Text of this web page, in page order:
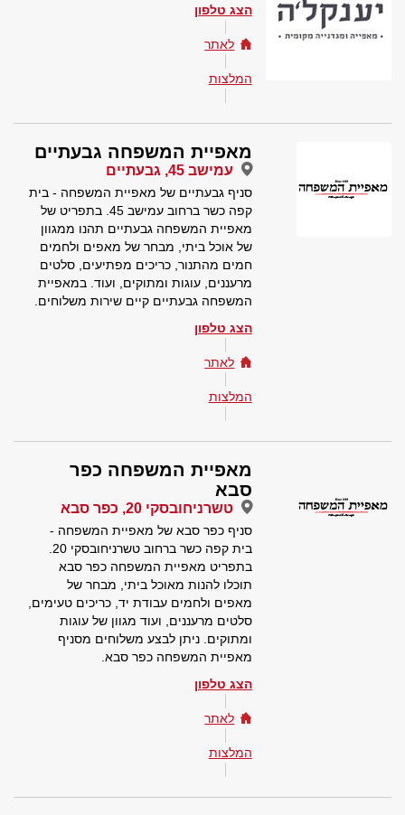
הצג טלפון
לאתר
המלצות
מאפיית המשפחה גבעתיים
עמישב 45, גבעתיים
סניף גבעתיים של מאפיית המשפחה - בית
קפה כשר ברחוב עמישב 45. בתפריט של
מאפיית המשפחה גבעתיים תהנו ממגוון
של אוכל ביתי, מבחר של מאפים ולחמים
חמים מהתנור, כריכים מפתיעים, סלטים
מרעננים, עוגות ומתוקים, ועוד. במאפיית
המשפחה גבעתיים קיים שירות משלוחים.
הצג טלפון
לאתר
המלצות
מאפיית המשפחה כפר
סבא
טשרניחובסקי 20, כפר סבא
סניף כפר סבא של מאפיית המשפחה -
בית קפה כשר ברחוב טשרניחובסקי 20.
בתפריט מאפיית המשפחה כפר סבא
תוכלו להנות מאוכל ביתי, מבחר של
מאפים ולחמים עבודת יד, כריכים טעימים,
סלטים מרעננים, ועוד מגוון של עוגות
ומתוקים. ניתן לבצע משלוחים מסניף
מאפיית המשפחה כפר סבא.
הצג טלפון
לאתר
המלצות